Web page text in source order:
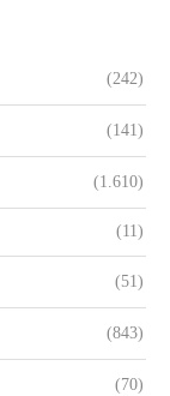
(242)
(141)
(1.610)
(11)
(51)
(843)
(70)